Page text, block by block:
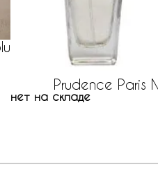
Prudence Paris
нет на складе